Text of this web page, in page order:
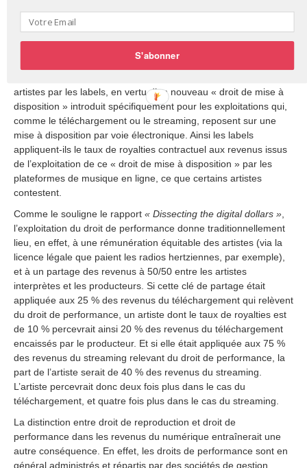
Dans le cas du streaming, ces proportions s’inversent. La part
de DRM n’est plus que de 25 %, et la part de droits de
performance de 75 %.
artistes par les labels, en vertu d’un nouveau « droit de mise à
disposition » introduit spécifiquement pour les exploitations qui,
comme le téléchargement ou le streaming, reposent sur une
mise à disposition par voie électronique. Ainsi les labels
appliquent-ils le taux de royalties contractuel aux revenus issus
de l’exploitation de ce « droit de mise à disposition » par les
plateformes de musique en ligne, ce que certains artistes
contestent.
Comme le souligne le rapport « Dissecting the digital dollars »
l’exploitation du droit de performance donne traditionnellement
lieu, en effet, à une rémunération équitable des artistes (via la
licence légale que paient les radios hertziennes, par exemple),
et à un partage des revenus à 50/50 entre les artistes
interprètes et les producteurs. Si cette clé de partage était
appliquée aux 25 % des revenus du téléchargement qui relèvent
du droit de performance, un artiste dont le taux de royalties est
de 10 % percevrait ainsi 20 % des revenus du téléchargement
encaissés par le producteur. Et si elle était appliquée aux 75 %
des revenus du streaming relevant du droit de performance, la
part de l’artiste serait de 40 % des revenus du streaming.
L’artiste percevrait donc deux fois plus dans le cas du
téléchargement, et quatre fois plus dans le cas du streaming.
La distinction entre droit de reproduction et droit de
performance dans les revenus du numérique entraînerait une
autre conséquence. En effet, les droits de performance sont en
général administrés et répartis par des sociétés de gestion
S'abonner